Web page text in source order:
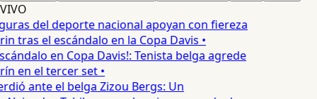
VIVO
del deporte nacional apoyan con fiereza
tras el escándalo en la Copa Davis •
en Copa Davis!: Tenista belga agrede
en el tercer set •
ante el belga Zizou Bergs: Un